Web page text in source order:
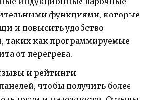
функциями, которые
и повысить удобство
таких как программируемые
от перегрева.
и рейтинги
чтобы получить более